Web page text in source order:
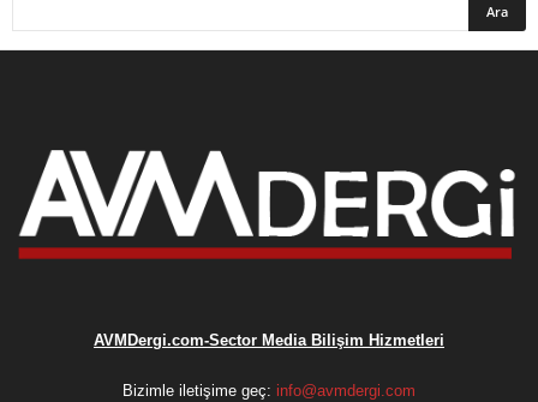
AVMDergi.com-Sector Media Bilişim Hizmetleri
Bizimle iletişime geç: info@avmdergi.com